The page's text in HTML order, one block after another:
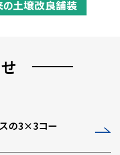
の3×3コー